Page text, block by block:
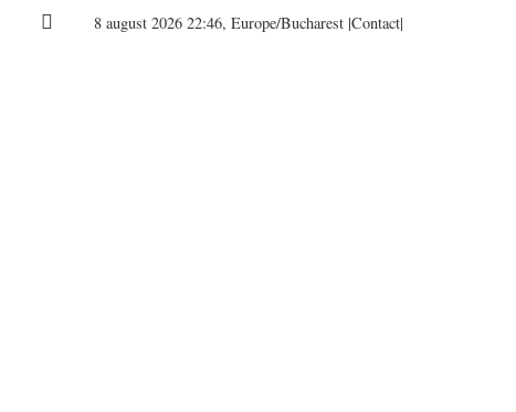
8 august 2026 22:46, Europe/Bucharest |Contact|